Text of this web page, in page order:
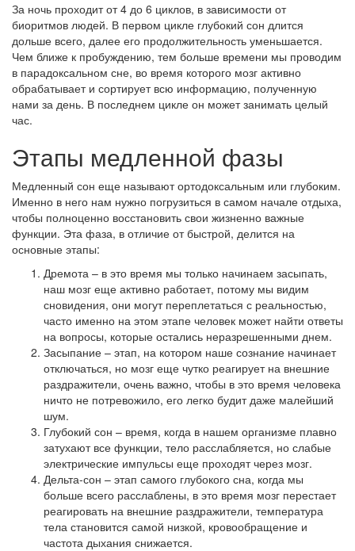
За ночь проходит от 4 до 6 циклов, в зависимости от
биоритмов людей. В первом цикле глубокий сон длится
дольше всего, далее его продолжительность уменьшается.
Чем ближе к пробуждению, тем больше времени мы проводим
в парадоксальном сне, во время которого мозг активно
обрабатывает и сортирует всю информацию, полученную
нами за день. В последнем цикле он может занимать целый
час.
Этапы медленной фазы
Медленный сон еще называют ортодоксальным или глубоким.
Именно в него нам нужно погрузиться в самом начале отдыха,
чтобы полноценно восстановить свои жизненно важные
функции. Эта фаза, в отличие от быстрой, делится на
основные этапы:
Дремота – в это время мы только начинаем засыпать,
наш мозг еще активно работает, потому мы видим
сновидения, они могут переплетаться с реальностью,
часто именно на этом этапе человек может найти ответы
на вопросы, которые остались неразрешенными днем.
Засыпание – этап, на котором наше сознание начинает
отключаться, но мозг еще чутко реагирует на внешние
раздражители, очень важно, чтобы в это время человека
ничто не потревожило, его легко будит даже малейший
шум.
Глубокий сон – время, когда в нашем организме плавно
затухают все функции, тело расслабляется, но слабые
электрические импульсы еще проходят через мозг.
Дельта-сон – этап самого глубокого сна, когда мы
больше всего расслаблены, в это время мозг перестает
реагировать на внешние раздражители, температура
тела становится самой низкой, кровообращение и
частота дыхания снижается.